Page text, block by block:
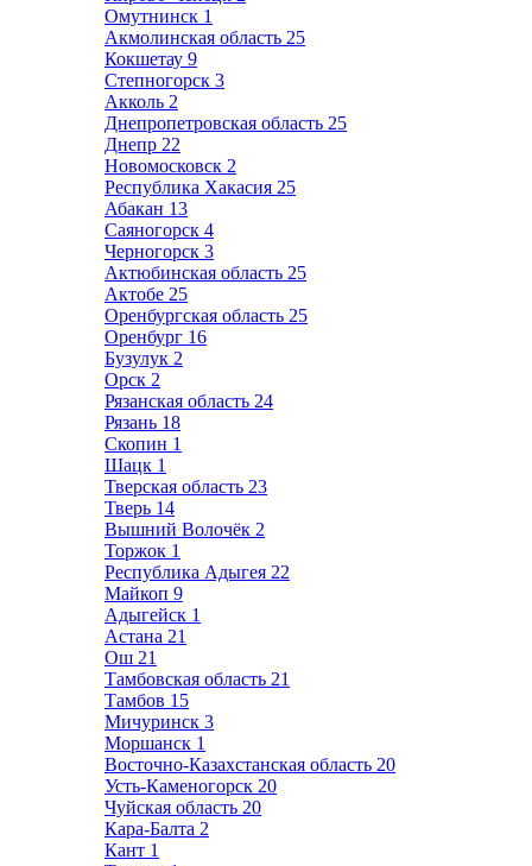
Омутнинск 1
Акмолинская область 25
Кокшетау 9
Степногорск 3
Акколь 2
Днепропетровская область 25
Днепр 22
Новомосковск 2
Республика Хакасия 25
Абакан 13
Саяногорск 4
Черногорск 3
Актюбинская область 25
Актобе 25
Оренбургская область 25
Оренбург 16
Бузулук 2
Орск 2
Рязанская область 24
Рязань 18
Скопин 1
Шацк 1
Тверская область 23
Тверь 14
Вышний Волочёк 2
Торжок 1
Республика Адыгея 22
Майкоп 9
Адыгейск 1
Астана 21
Ош 21
Тамбовская область 21
Тамбов 15
Мичуринск 3
Моршанск 1
Восточно-Казахстанская область 20
Усть-Каменогорск 20
Чуйская область 20
Кара-Балта 2
Кант 1